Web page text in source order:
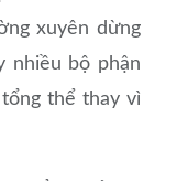
xuyên dừng
nhiều bộ phận
thể thay vì